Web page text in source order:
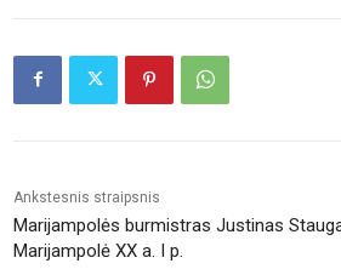
Ankstesnis straipsnis
Marijampolės burmistras Justinas
Marijampolė XX a. I p.